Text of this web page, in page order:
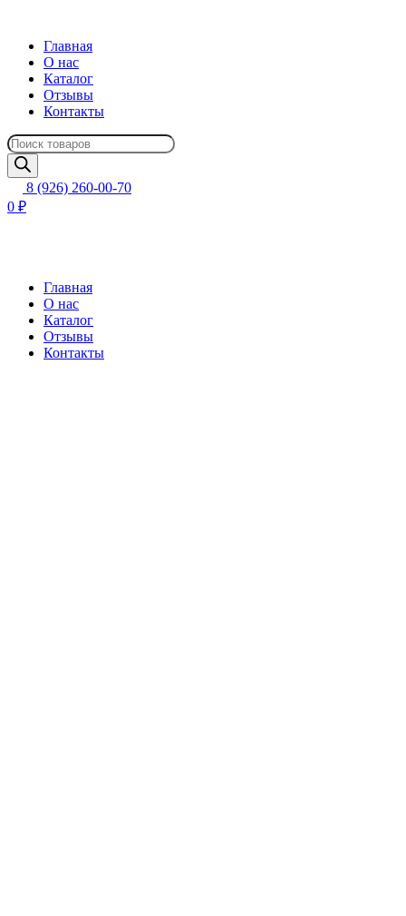
Главная
О нас
Каталог
Отзывы
Контакты
Поиск
товаров
8 (926) 260-00-70
0 ₽
Главная
О нас
Каталог
Отзывы
Контакты